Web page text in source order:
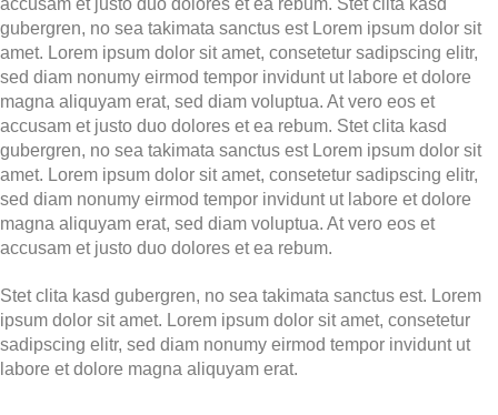
accusam et justo duo dolores et ea rebum. Stet clita kasd
gubergren, no sea takimata sanctus est Lorem ipsum dolor sit
amet. Lorem ipsum dolor sit amet, consetetur sadipscing elitr,
sed diam nonumy eirmod tempor invidunt ut labore et dolore
magna aliquyam erat, sed diam voluptua. At vero eos et
accusam et justo duo dolores et ea rebum. Stet clita kasd
gubergren, no sea takimata sanctus est Lorem ipsum dolor sit
amet. Lorem ipsum dolor sit amet, consetetur sadipscing elitr,
sed diam nonumy eirmod tempor invidunt ut labore et dolore
magna aliquyam erat, sed diam voluptua. At vero eos et
accusam et justo duo dolores et ea rebum.
Stet clita kasd gubergren, no sea takimata sanctus est. Lorem
ipsum dolor sit amet. Lorem ipsum dolor sit amet, consetetur
sadipscing elitr, sed diam nonumy eirmod tempor invidunt ut
labore et dolore magna aliquyam erat.